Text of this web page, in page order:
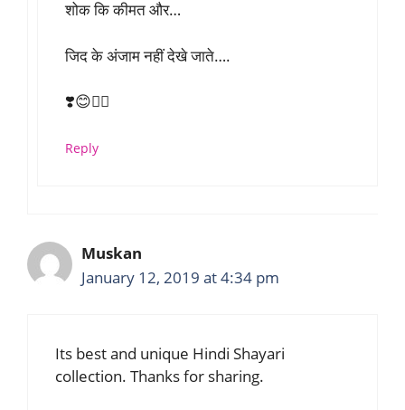
शोक कि कीमत और…
जिद के अंजाम नहीं देखे जाते….
❣️😊✌🏻
Reply
Muskan
January 12, 2019 at 4:34 pm
Its best and unique Hindi Shayari
collection. Thanks for sharing.